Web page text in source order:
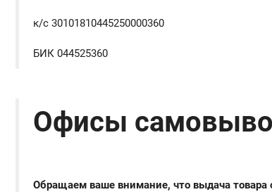
к/с 30101810445250000360
БИК 044525360
Офисы
Обращаем ваше внимание, что выдача товара